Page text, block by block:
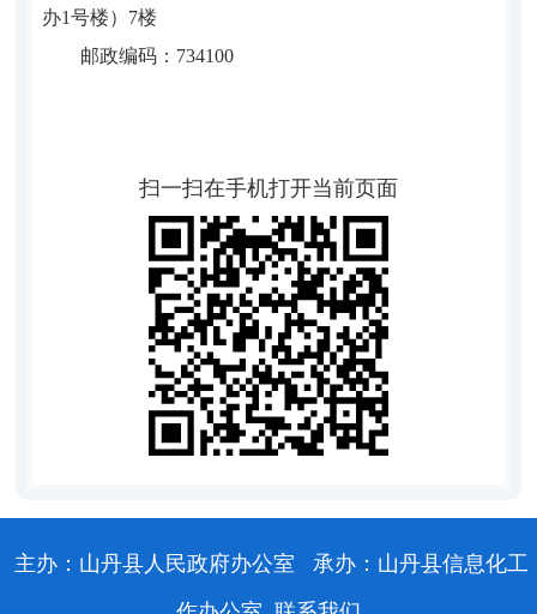
办1号楼）7楼
邮政编码：734100
扫一扫在手机打开当前页面
主办：山丹县人民政府办公室
承办：山丹县信息化工